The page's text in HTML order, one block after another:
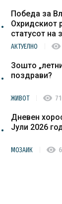
Победа за
Охридскиот
статусот на
културно
АКТУЕЛНО visibility
Зошто
поздрави?
ЖИВОТ visibility
Дневен
Јули 2026
МОЗАИК visibility